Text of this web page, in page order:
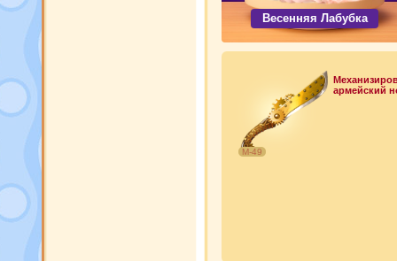
Весенняя Лабубка
М-49
армейский